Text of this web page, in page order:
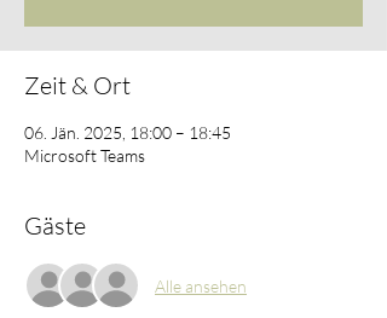
Zeit & Ort
06. Jän. 2025, 18:00 – 18:45
Microsoft Teams
Gäste
Alle ansehen